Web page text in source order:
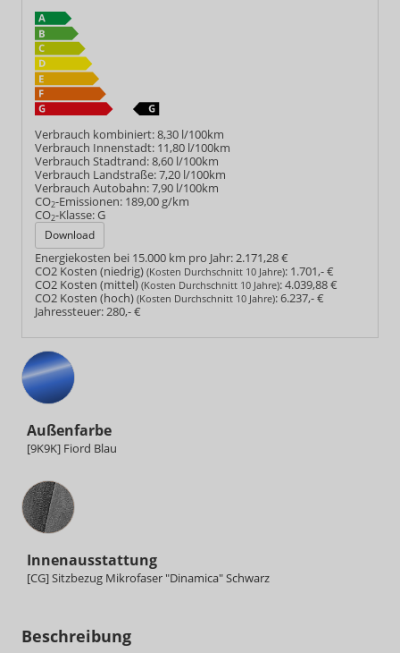
Verbrauch kombiniert:8,30 l/100km
Verbrauch Innenstadt: 11,80 l/100km
Verbrauch Stadtrand:8,60 l/100km
Verbrauch Landstraße:7,20 l/100km
Verbrauch Autobahn:7,90 l/100km
CO2-Emissionen: 189,00 g/km
CO2-Klasse:G
Download
Energiekosten bei 15.000 km pro Jahr:2.171,28 €
CO2 Kosten (niedrig) (Kosten Durchschnitt 10 Jahre): 1.701,- €
CO2 Kosten (mittel) (Kosten Durchschnitt 10 Jahre):4.039,88 €
CO2 Kosten (hoch) (Kosten Durchschnitt 10 Jahre):6.237,- €
Jahressteuer:280,- €
Außenfarbe
[9K9K] Fiord Blau
Innenausstattung
Innenausstattung
[CG] Sitzbezug Mikrofaser "Dinamica" Schwarz
Beschreibung